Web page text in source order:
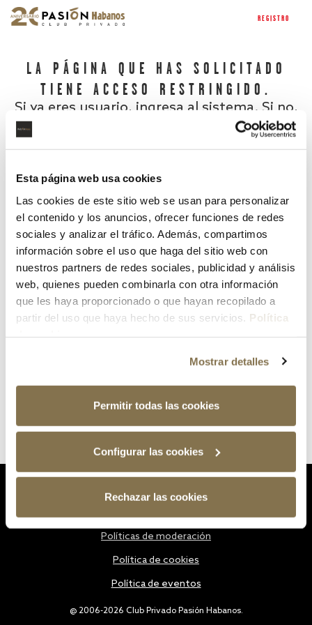
Esta página web usa cookies
Las cookies de este sitio web se usan para personalizar
el contenido y los anuncios, ofrecer funciones de redes
sociales y analizar el tráfico. Además, compartimos
información sobre el uso que haga del sitio web con
nuestros partners de redes sociales, publicidad y análisis
web, quienes pueden combinarla con otra información
que les haya proporcionado o que hayan recopilado a
partir del uso que haya hecho de sus servicios. Política
Mostrar detalles
Permitir todas las cookies
Configurar las cookies
Rechazar las cookies
REGISTRO
LA PÁGINA QUE HAS SOLICITADO
TIENE ACCESO RESTRINGIDO.
Si ya eres usuario, ingresa al sistema. Si no,
¿Has olvidado tu contraseña?
@ 2006-2026 Club Privado Pasión Habanos.
Políticas de moderación
Política de cookies
Política de eventos